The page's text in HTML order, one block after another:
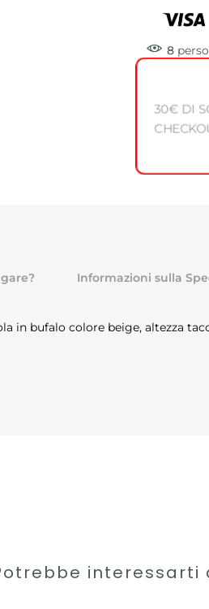
8
30€ DI
Informazioni sulla
in bufalo colore beige, altezza
interessarti